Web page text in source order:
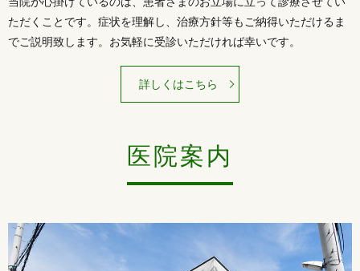
ただくことです。症状を理解し、治療方針等もご納得いただけるま
でご説明致します。お気軽に受診いただければ幸いです。
詳しくはこちら
医院案内